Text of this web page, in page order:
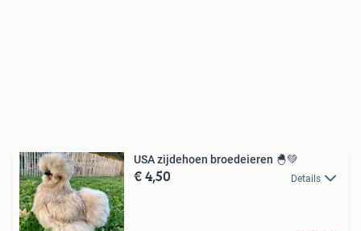
USA zijdehoen broedeieren 🐣💚
€ 4,50 Details